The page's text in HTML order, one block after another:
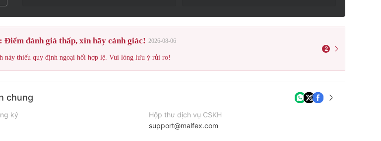
Điểm đánh giá thấp, xin hãy cảnh giác! 2026-08-06
này thiếu quy định ngoại hối hợp lệ. Vui lòng lưu ý rủi ro!
2
chung
ký
Hộp thư dịch vụ CSKH
support@malfex.com